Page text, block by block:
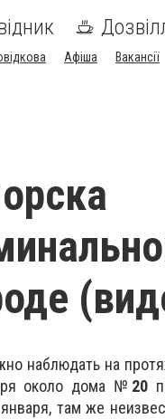
Афіша Вакансії
наблюдать на
около дома № 20
там же